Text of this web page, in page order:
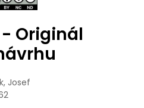
Originál
Josef